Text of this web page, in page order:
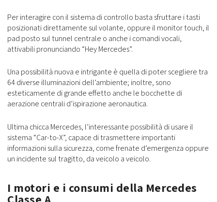
Per interagire con il sistema di controllo basta sfruttare i tasti
posizionati direttamente sul volante, oppure il monitor touch, il
pad posto sul tunnel centrale o anche i comandi vocali,
attivabili pronunciando “Hey Mercedes”.
Una possibilità nuova e intrigante è quella di poter scegliere tra
64 diverse illuminazioni dell’ambiente; inoltre, sono
esteticamente di grande effetto anche le bocchette di
aerazione centrali d’ispirazione aeronautica.
Ultima chicca Mercedes, l’interessante possibilità di usare il
sistema “Car-to-X”, capace di trasmettere importanti
informazioni sulla sicurezza, come frenate d’emergenza oppure
un incidente sul tragitto, da veicolo a veicolo.
I motori e i consumi della Mercedes